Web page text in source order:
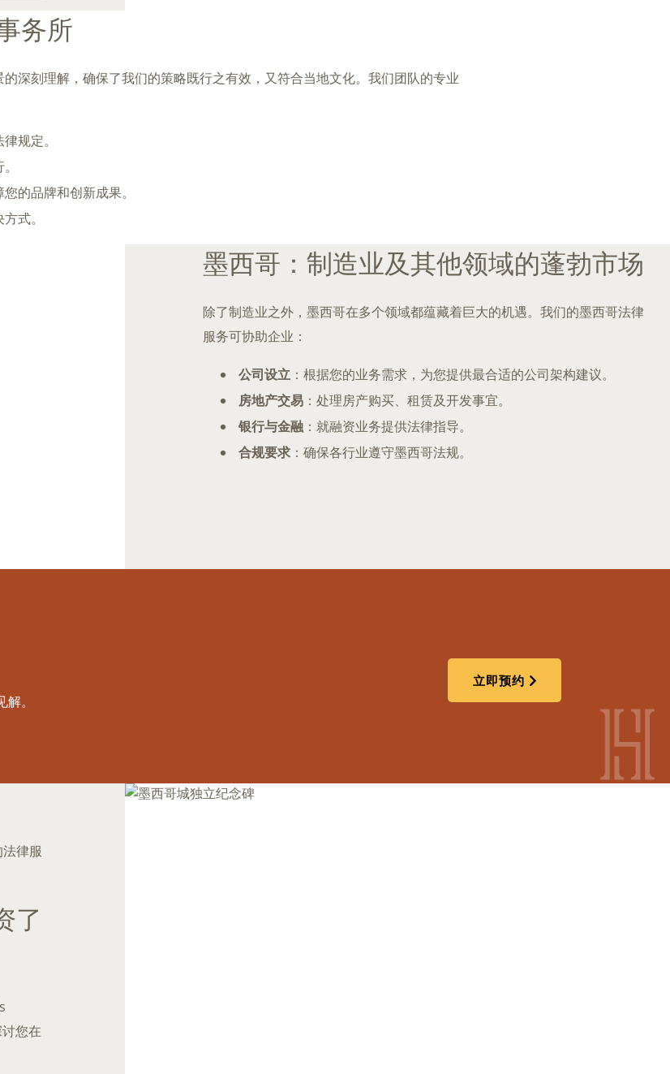
务所
深刻理解，确保了我们的策略既行之有效，又符合当地文化。我们团队的专业
规定。
的品牌和创新成果。
式。
墨西哥：制造业及其他领域的蓬勃市场
除了制造业之外，墨西哥在多个领域都蕴藏着巨大的机遇。我们的墨西哥法律
服务可协助企业：
公司设立 ：根据您的业务需求，为您提供最合适的公司架构建议。
房地产交易 ：处理房产购买、租赁及开发事宜。
银行与金融 ：就融资业务提供法律指导。
合规要求 ：确保各行业遵守墨西哥法规。
。
立即预约
律服
了
您在